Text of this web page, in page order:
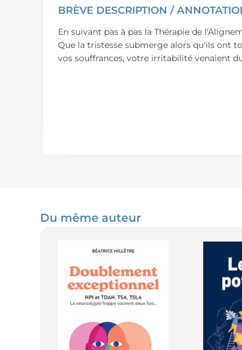
BRÈVE DESCRIPTION /
En suivant pas à pas la Thérapie de
Que la tristesse submerge alors qu'ils ont
vos souffrances, votre irritabilité venaient
Du même auteur